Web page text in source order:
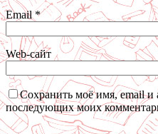
Email*
Web-сайт
Сохранить моё имя, email и
последующих моих